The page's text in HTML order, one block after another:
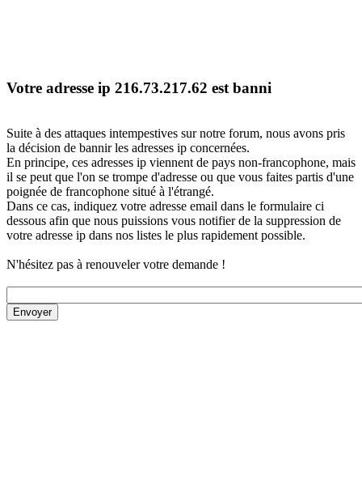
Votre adresse ip 216.73.217.62 est banni
Suite à des attaques intempestives sur notre forum, nous avons pris
la décision de bannir les adresses ip concernées.
En principe, ces adresses ip viennent de pays non-francophone, mais
il se peut que l'on se trompe d'adresse ou que vous faites partis d'une
poignée de francophone situé à l'étrangé.
Dans ce cas, indiquez votre adresse email dans le formulaire ci
dessous afin que nous puissions vous notifier de la suppression de
votre adresse ip dans nos listes le plus rapidement possible.
N'hésitez pas à renouveler votre demande !